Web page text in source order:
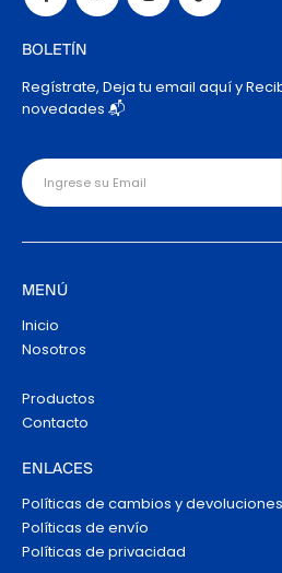
BOLETÍN
Regístrate, Deja tu email aquí y
novedades 📬
MENÚ
Inicio
Nosotros
Productos
Contacto
ENLACES
Políticas de cambios y devoluciones
Políticas de envío
Políticas de privacidad